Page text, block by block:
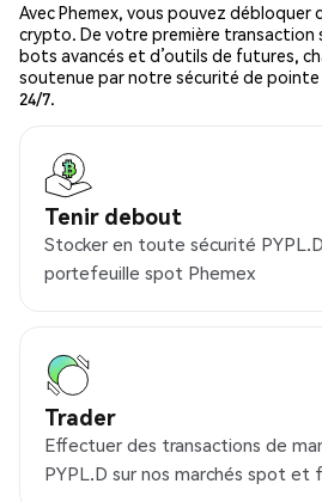
Avec Phemex, vous pouvez
crypto. De votre première transaction
bots avancés et d’outils de futures,
soutenue par notre sécurité de
24/7.
Tenir debout
Stocker en toute sécurité
portefeuille spot Phemex
Trader
Effectuer des transactions de
PYPL.D sur nos marchés spot et